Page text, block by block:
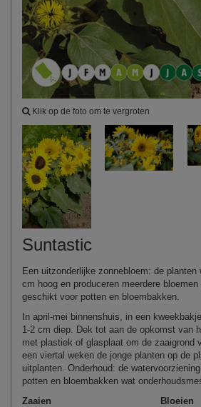
Klik op de foto om te vergroten
Suntastic
Een uitzonderlijke zonnebloem: de planten
cm hoog en produceren meerdere
geschikt voor potten en bloembakken.
In april‑mei binnenshuis, in een
1‑2 cm diep. Dek tot aan de opkomst van
met plastiek of glasplaat om de zaaigrond
een viertal weken de jonge planten op de
uitplanten. Onderhoud: de
potten en bloembakken wat
Zaaien
Bloeien